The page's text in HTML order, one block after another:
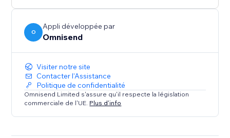
✓ Collectez des abonnés avec des outils comme les
pop-ups, la roue de la fortune et la boîte d'inscription
✓ Affichez les formulaires d'inscription à différents
moments du parcours utilisateur
✓ Profitez de modèles professionnels et conformes
aux exigences en matière de consentement marketing
5. Accédez gratuitement aux fonctionnalités
O
Appli développée par
Omnisend
Visiter notre site
Contacter l'Assistance
Politique de confidentialité
Omnisend Limited s'assure qu'il respecte la législation
commerciale de l'UE. Plus d'info